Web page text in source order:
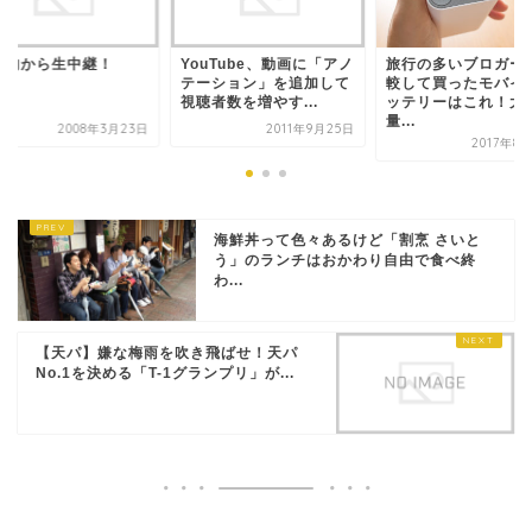
内から生中継！
2008年3月23日
YouTube、動画に「アノ
テーション」を追加して
視聴者数を増やす...
2011年9月25日
旅行の多いブロガー
較して買ったモバイ
ッテリーはこれ！大
量...
2017年8
海鮮丼って色々あるけど「割烹 さいと
う」のランチはおかわり自由で食べ終
わ...
【天パ】嫌な梅雨を吹き飛ばせ！天パ
No.1を決める「T-1グランプリ」が...